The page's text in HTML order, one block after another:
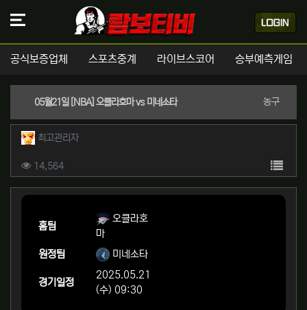
공식보증업체 스포츠중계 라이브스코어 승부예측게임
05월21일 [NBA] 오클라호마 vs 미네소타 농구분류
작성자 정보
최고관리자작성
컨텐츠 정보
14,564조회 목록
본문
홈팀
오클라호
마
원정팀
미네소타
경기일정
2025.05.21
(수) 09:30